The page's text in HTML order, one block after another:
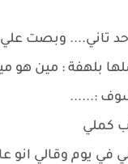
تاني.... وبصت علي
بلهفة : مين هو
:......
كملي
في يوم وقالي